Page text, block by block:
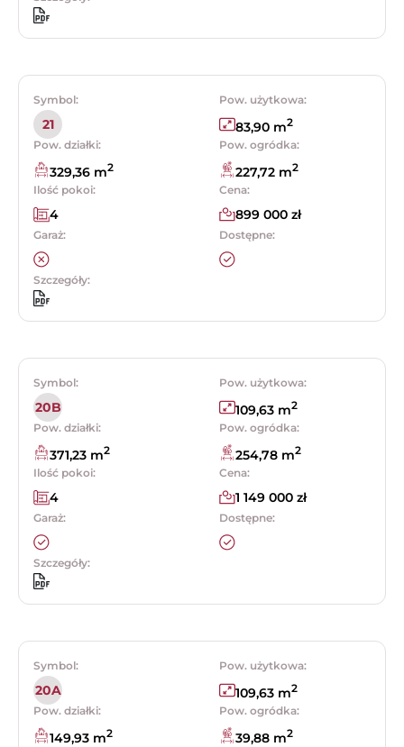
Symbol:
21
Pow. użytkowa:
83,90 m2
Pow. działki:
329,36 m2
Pow. ogródka:
227,72 m2
Ilość pokoi:
4
Cena:
899 000 zł
Garaż: Dostępne:
Szczegóły:
Symbol:
20B
Pow. użytkowa:
109,63 m2
Pow. działki:
371,23 m2
Pow. ogródka:
254,78 m2
Ilość pokoi:
4
Cena:
1 149 000 zł
Garaż: Dostępne:
Szczegóły:
Symbol:
20A
Pow. użytkowa:
109,63 m2
Pow. działki:
149,93 m2
Pow. ogródka:
39,88 m2